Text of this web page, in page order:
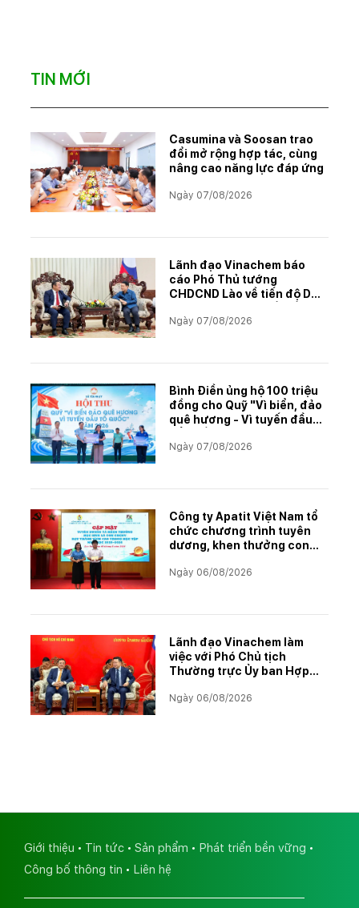
TIN MỚI
Casumina và Soosan trao
đổi mở rộng hợp tác, cùng
nâng cao năng lực đáp ứng
Ngày 07/08/2026
Lãnh đạo Vinachem báo
cáo Phó Thủ tướng
CHDCND Lào về tiến độ Dự
muối mỏ Kali
Ngày 07/08/2026
Bình Điền ủng hộ 100 triệu
đồng cho Quỹ "Vì biển, đảo
quê hương - Vì tuyến đầu
Ngày 07/08/2026
Công ty Apatit Việt Nam tổ
chức chương trình tuyên
dương, khen thưởng con
học tập xuất sắc năm học
Ngày 06/08/2026
Lãnh đạo Vinachem làm
việc với Phó Chủ tịch
Thường trực Ủy ban Hợp
đẩy triển khai Dự án Kali
Ngày 06/08/2026
Giới thiệu Tin tức Sản phẩm
Phát triển bền vững
Công bố thông tin
Liên hệ